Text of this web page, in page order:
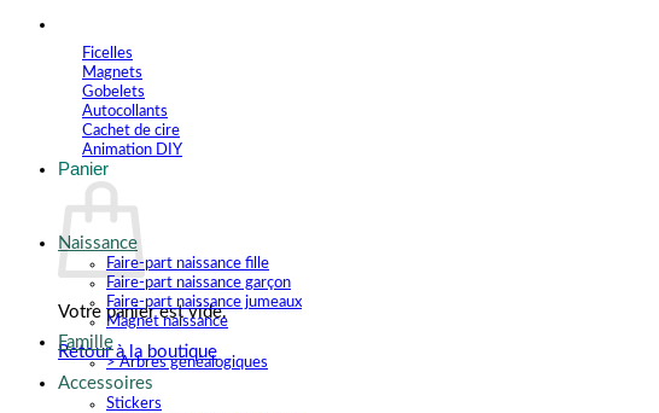
Panier
Votre panier est vide.
Retour à la boutique
Ficelles
Magnets
Gobelets
Autocollants
Cachet de cire
Animation DIY
Naissance
Faire-part naissance fille
Faire-part naissance garçon
Faire-part naissance jumeaux
Magnet naissance
Famille
> Arbres généalogiques
Accessoires
Stickers